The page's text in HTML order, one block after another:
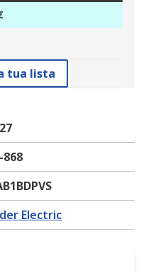
tua lista
868
Electric